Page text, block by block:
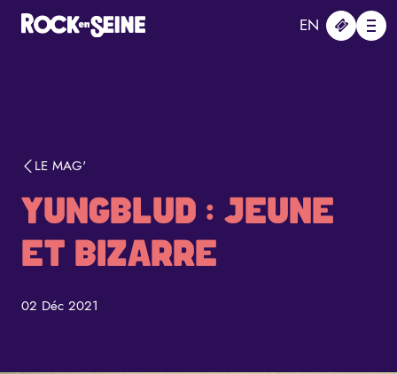
Aller au contenu principal
EN
LE MAG'
YUNGBLUD : JEUNE
ET BIZARRE
02 Déc 2021
Panneau de gestion des cookies